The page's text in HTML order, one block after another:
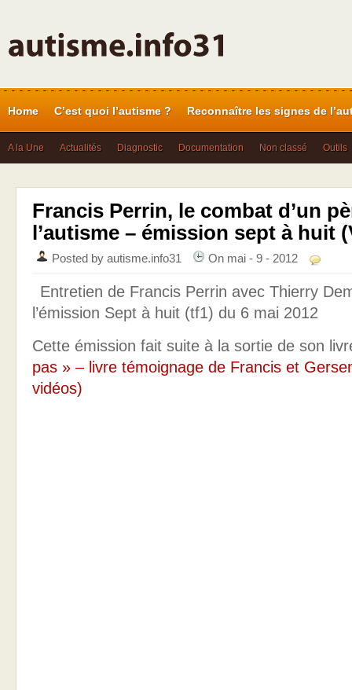
Home C’est quoi l’autisme ? Reconnaître les signes de
A la Une Actualités Diagnostic Documentation Non classé Outils
Francis Perrin, le combat d’un
l’autisme – émission sept à huit
Posted by autisme.info31 On mai - 9 - 2012
Entretien de Francis Perrin avec Thierry
l’émission Sept à huit (tf1) du 6 mai 2012
Cette émission fait suite à la sortie de son
pas » – livre témoignage de Francis et
vidéos)